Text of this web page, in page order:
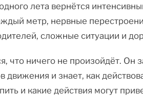
лета вернётся
метр, нервные
сложные ситуации и
что ничего не произойдёт.
движения и знает, как
и какие действия могут